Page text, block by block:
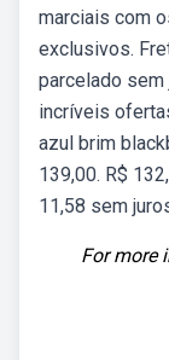
marciais com
exclusivos.
parcelado
incríveis
azul brim
139,00. R$
11,58 sem
For more